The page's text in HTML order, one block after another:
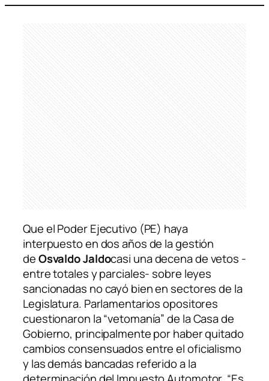
Que el Poder Ejecutivo (PE) haya
interpuesto en dos años de la gestión
deOsvaldo Jaldocasi una decena de vetos -
entre totales y parciales- sobre leyes
sancionadas no cayó bien en sectores de la
Legislatura. Parlamentarios opositores
cuestionaron la “vetomanía” de la Casa de
Gobierno, principalmente por haber quitado
cambios consensuados entre el oficialismo
y las demás bancadas referido a la